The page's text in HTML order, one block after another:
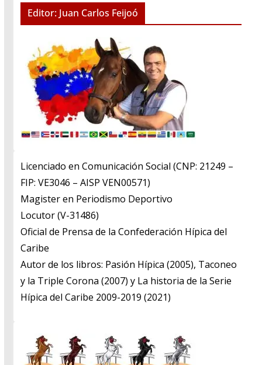
Editor: Juan Carlos Feijoó
Licenciado en Comunicación Social (CNP: 21249 –
FIP: VE3046 – AISP VEN00571)
​Magister en Periodismo Deportivo
​Locutor (V-31486)
​Oficial de Prensa de la Confederación Hípica del
Caribe
​Autor de los libros: Pasión Hípica (2005), Taconeo
y la Triple Corona (2007) y La historia de la Serie
Hípica del Caribe 2009-2019 (2021)